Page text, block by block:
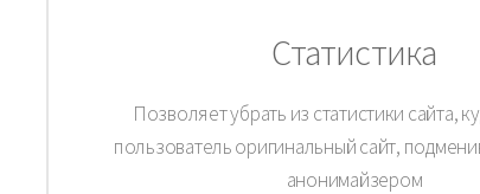
Статистика
Позволяет убрать из статистики сайта,
пользователь оригинальный сайт,
анонимайзером